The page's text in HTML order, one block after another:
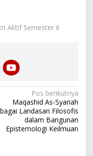
Aktif Semester 6
Pos berikutnya
Maqashid As-Syariah
Landasan Filosofis
dalam Bangunan
Epistemologi Keilmuan